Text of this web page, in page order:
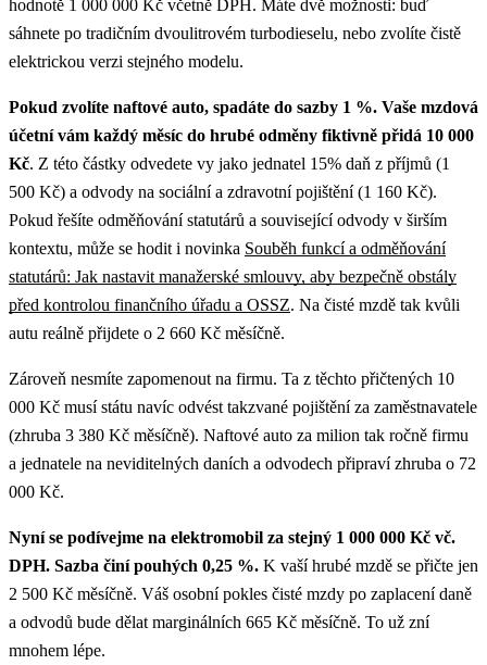
hodnotě 1 000 000 Kč včetně DPH. Máte dvě možnosti: buď
sáhnete po tradičním dvoulitrovém turbodieselu, nebo zvolíte čistě
elektrickou verzi stejného modelu.
Pokud zvolíte naftové auto, spadáte do sazby 1 %. Vaše mzdová
účetní vám každý měsíc do hrubé odměny fiktivně přidá 10 000
Kč. Z této částky odvedete vy jako jednatel 15% daň z příjmů (1
500 Kč) a odvody na sociální a zdravotní pojištění (1 160 Kč).
Pokud řešíte odměňování statutárů a související odvody v širším
kontextu, může se hodit i novinka Souběh funkcí a odměňování
statutárů: Jak nastavit manažerské smlouvy, aby bezpečně obstály
před kontrolou finančního úřadu a OSSZ. Na čisté mzdě tak kvůli
autu reálně přijdete o 2 660 Kč měsíčně.
Zároveň nesmíte zapomenout na firmu. Ta z těchto přičtených 10
000 Kč musí státu navíc odvést takzvané pojištění za zaměstnavatele
(zhruba 3 380 Kč měsíčně). Naftové auto za milion tak ročně firmu
a jednatele na neviditelných daních a odvodech připraví zhruba o 72
000 Kč.
Nyní se podívejme na elektromobil za stejný 1 000 000 Kč vč.
DPH. Sazba činí pouhých 0,25 %. K vaší hrubé mzdě se přičte jen
2 500 Kč měsíčně. Váš osobní pokles čisté mzdy po zaplacení daně
a odvodů bude dělat marginálních 665 Kč měsíčně. To už zní
mnohem lépe.